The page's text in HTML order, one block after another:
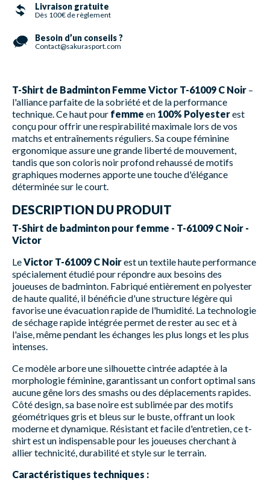
Livraison gratuite
Dès 100€ de règlement
Besoin d’un conseils ?
Contact@sakurasport.com
T-Shirt de Badminton Femme Victor T-61009 C Noir –
l'alliance parfaite de la sobriété et de la performance
technique. Ce haut pour femme en 100% Polyesterest
conçu pour offrir une respirabilité maximale lors de vos
matchs et entraînements réguliers. Sa coupe féminine
ergonomique assure une grande liberté de mouvement,
tandis que son coloris noir profond rehaussé de motifs
graphiques modernes apporte une touche d'élégance
déterminée sur le court.
DESCRIPTION DU PRODUIT
T-Shirt de badminton pour femme - T-61009 C Noir -
Victor
LeVictor T-61009 C Noirest un textile haute performance
spécialement étudié pour répondre aux besoins des
joueuses de badminton. Fabriqué entièrement en polyester
de haute qualité, il bénéficie d'une structure légère qui
favorise une évacuation rapide de l'humidité. La technologie
de séchage rapide intégrée permet de rester au sec et à
l'aise, même pendant les échanges les plus longs et les plus
intenses.
Ce modèle arbore une silhouette cintrée adaptée à la
morphologie féminine, garantissant un confort optimal sans
aucune gêne lors des smashs ou des déplacements rapides.
Côté design, sa base noire est sublimée par des motifs
géométriques gris et bleus sur le buste, offrant un look
moderne et dynamique. Résistant et facile d'entretien, ce t-
shirt est un indispensable pour les joueuses cherchant à
allier technicité, durabilité et style sur le terrain.
Caractéristiques techniques :